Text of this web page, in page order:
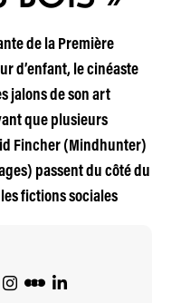
de la Première
d’enfant, le cinéaste
jalons de son art
que plusieurs
Fincher (Mindhunter)
passent du côté du
fictions sociales